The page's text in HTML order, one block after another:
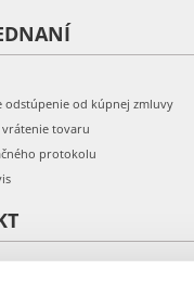
odstúpenie od kúpnej zmluvy
vrátenie tovaru
protokolu